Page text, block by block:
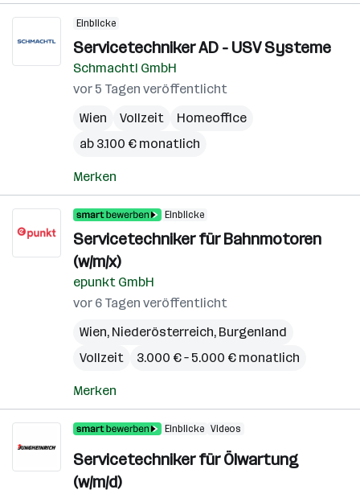
Einblicke
Servicetechniker AD - USV Systeme
Schmachtl GmbH
vor 5 Tagen veröffentlicht
Wien
Vollzeit
Homeoffice
ab 3.100 € monatlich
Merken
Einblicke
Servicetechniker für Bahnmotoren
(w/m/x)
epunkt GmbH
vor 6 Tagen veröffentlicht
Wien, Niederösterreich, Burgenland
Vollzeit
3.000 € – 5.000 € monatlich
Merken
Einblicke Videos
Servicetechniker für Ölwartung
(w/m/d)